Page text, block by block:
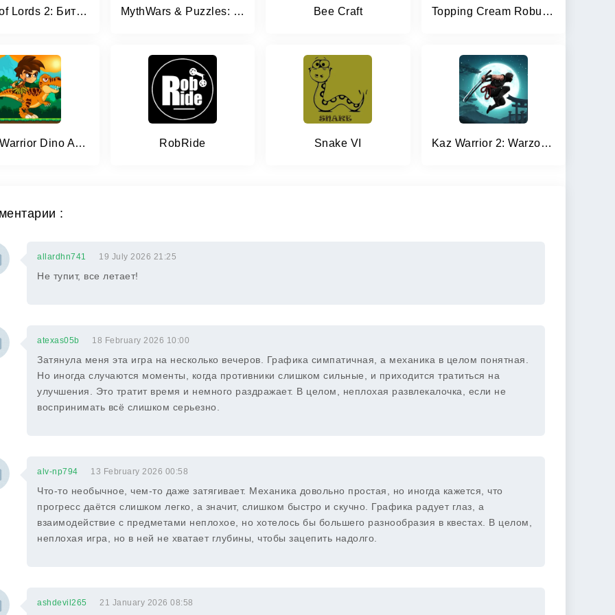
Clash of Lords 2: Битва Легенд MythWars & Puzzles: RPG Match3 Bee Craft Topping Cream Robux Roblominer
Super Warrior Dino Adventures RobRide Snake VI Kaz Warrior 2: Warzone & RPG
:
allardhn741 19 July 2026 21:25
Не тупит, все летает!
atexas05b 18 February 2026 10:00
Затянула меня эта игра на несколько вечеров. Графика симпатичная, а механика в целом понятная.
Но иногда случаются моменты, когда противники слишком сильные, и приходится тратиться на
улучшения. Это тратит время и немного раздражает. В целом, неплохая развлекалочка, если не
воспринимать всё слишком серьезно.
alv-np794 13 February 2026 00:58
Что-то необычное, чем-то даже затягивает. Механика довольно простая, но иногда кажется, что
прогресс даётся слишком легко, а значит, слишком быстро и скучно. Графика радует глаз, а
взаимодействие с предметами неплохое, но хотелось бы большего разнообразия в квестах. В целом,
неплохая игра, но в ней не хватает глубины, чтобы зацепить надолго.
ashdevil265 21 January 2026 08:58